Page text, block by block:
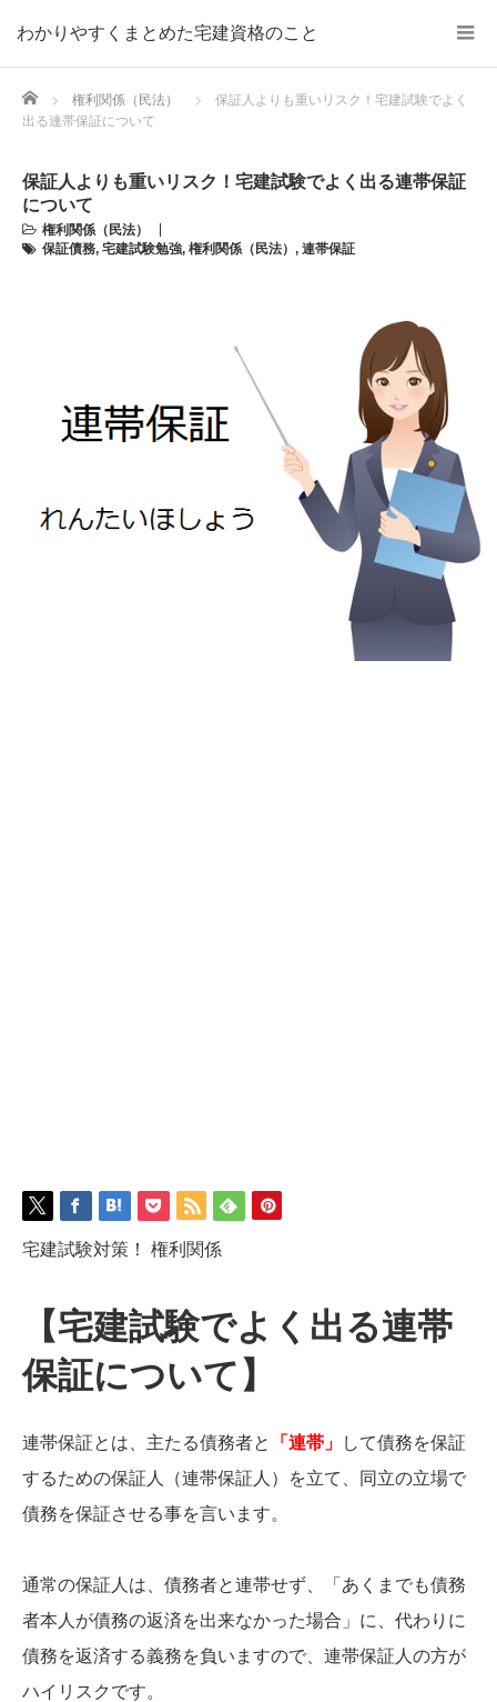
わかりやすくまとめた宅建資格のこと
Home 権利関係（民法）
保証人よりも重いリスク！宅建試験でよく
出る連帯保証について
保証人よりも重いリスク！宅建試験でよく出る連帯保証
について
権利関係（民法）
保証債務, 宅建試験勉強, 権利関係（民法） , 連帯保証
宅建試験対策！ 権利関係
【宅建試験でよく出る連帯
保証について】
連帯保証とは、主たる債務者と 「連帯」
して債務を保証
するための保証人（連帯保証人）を立て、同立の立場で
債務を保証させる事を言います。
通常の保証人は、債務者と連帯せず、「あくまでも債務
者本人が債務の返済を出来なかった場合」に、代わりに
債務を返済する義務を負いますので、連帯保証人の方が
ハイリスクです。